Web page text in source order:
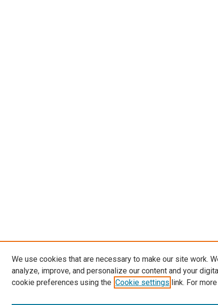
We use cookies that are necessary to make our site work.
analyze, improve, and personalize our content and your
cookie preferences using the Cookie settings link. For